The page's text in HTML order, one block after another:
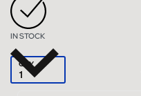
IN STOCK
QTY